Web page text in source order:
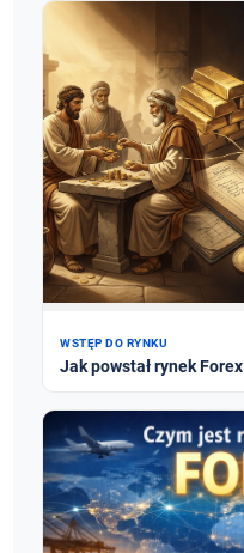
WSTĘP DO RYNKU
Jak powstał rynek Forex